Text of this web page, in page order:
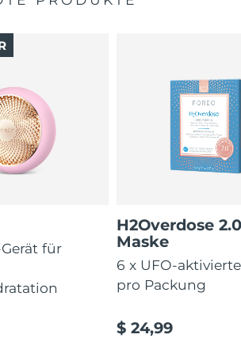
für
H2Overdose
Maske
6 x UFO-
pro Packung
$ 24,99
08/08/2026
Erwartete Lieferung
13/08/2026
Erwartete Lieferung
Erwartete Lieferung
09/08/2026
Erwartete Lieferung
09/08/2026
Erwartete Lieferung
08/08/2026